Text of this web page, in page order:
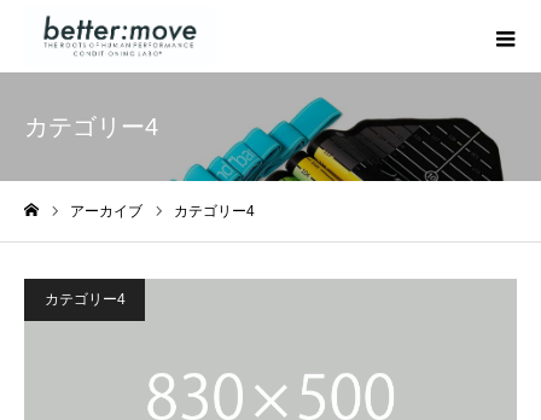
カテゴリー4
アーカイブ カテゴリー4
カテゴリー4